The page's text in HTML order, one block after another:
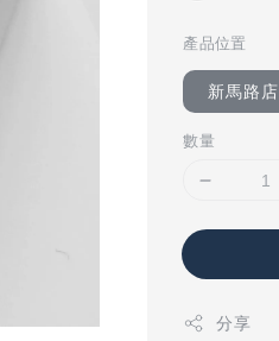
產品位置
新馬路店
數量
分享